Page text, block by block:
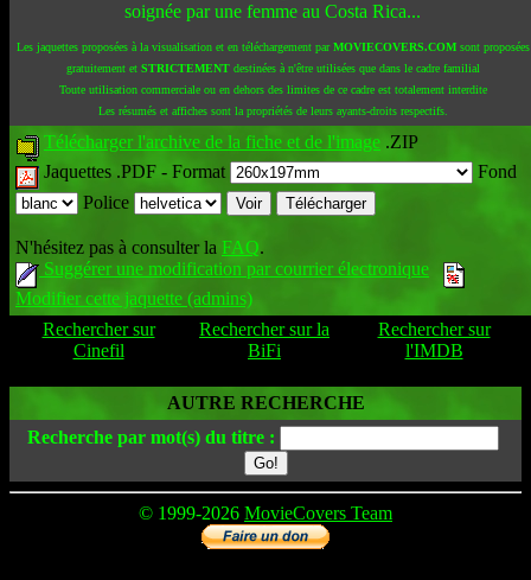
soignée par une femme au Costa Rica...
Les jaquettes proposées à la visualisation et en téléchargement parMOVIECOVERS.COM sont proposées
gratuitement et STRICTEMENT destinées à n'être utilisées que dans le cadre familial
Toute utilisation commerciale ou en dehors des limites de ce cadre est totalement interdite
Les résumés et affiches sont la propriétés de leurs ayants-droits respectifs.
Télécharger l'archive de la fiche et de l'image .ZIP
Jaquettes .PDF - Format
Fond
Police
N'hésitez pas à consulter la FAQ.
Suggérer une modification par courrier électronique
Modifier cette jaquette (admins)
Rechercher sur
Cinefil
Rechercher sur la
BiFi
Rechercher sur
l'IMDB
AUTRE RECHERCHE
Recherche par mot(s) du titre :
© 1999-2026 MovieCovers Team